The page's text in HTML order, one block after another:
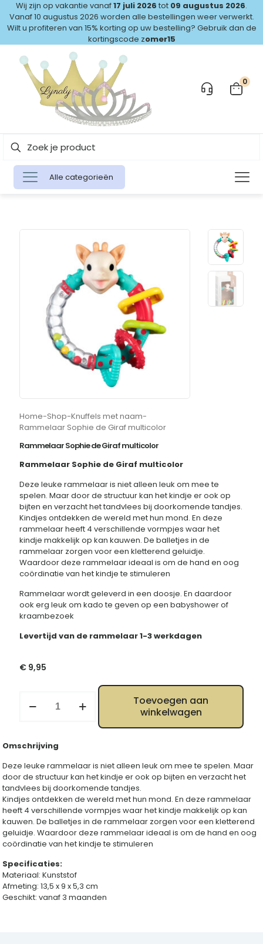
Wij zijn op vakantie vanaf17 juli 2026 tot 09 augustus 2026.
Vanaf 10 augustus 2026 worden alle bestellingen weer verwerkt.
Wilt u profiteren van 15% korting op uw bestelling? Gebruik dan de
kortingscode zomer15
0
Alle categorieën
Home-Shop-Knuffels met naam-
Rammelaar Sophie de Giraf multicolor
Rammelaar Sophie de Giraf multicolor
Rammelaar Sophie de Giraf multicolor
Deze leuke rammelaar is niet alleen leuk om mee te
spelen. Maar door de structuur kan het kindje er ook op
bijten en verzacht het tandvlees bij doorkomende tandjes.
Kindjes ontdekken de wereld met hun mond. En deze
rammelaar heeft 4 verschillende vormpjes waar het
kindje makkelijk op kan kauwen. De balletjes in de
rammelaar zorgen voor een kletterend geluidje.
Waardoor deze rammelaar ideaal is om de hand en oog
coördinatie van het kindje te stimuleren
Rammelaar wordt geleverd in een doosje. En daardoor
ook erg leuk om kado te geven op een babyshower of
kraambezoek
Levertijd van de rammelaar 1-3 werkdagen
€ 9,95
Sophie
multicolor
aantal
Toevoegen aan
winkelwagen
Omschrijving
Deze leuke rammelaar is niet alleen leuk om mee te spelen. Maar
door de structuur kan het kindje er ook op bijten en verzacht het
tandvlees bij doorkomende tandjes.
Kindjes ontdekken de wereld met hun mond. En deze rammelaar
heeft 4 verschillende vormpjes waar het kindje makkelijk op kan
kauwen. De balletjes in de rammelaar zorgen voor een kletterend
geluidje. Waardoor deze rammelaar ideaal is om de hand en oog
coördinatie van het kindje te stimuleren
Specificaties:
Materiaal: Kunststof
Afmeting: 13,5 x 9 x 5,3 cm
Geschikt: vanaf 3 maanden